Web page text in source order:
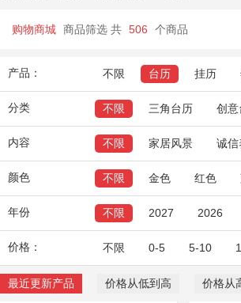
购物商城 商品筛选 共 506 个商品
产品： 不限 台历 挂历
分类 不限 三角台历 创意
内容 不限 家居风景 诚信
颜色 不限 金色 红色
年份 不限 2027 2026
价格： 不限 0-5 5-10
最近更新产品 价格从低到高 价格从